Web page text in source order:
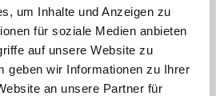
um Inhalte und Anzeigen zu
für soziale Medien anbieten
auf unsere Website zu
geben wir Informationen zu Ihrer
an unsere Partner für
und durch Kriege,
und die Folgen
begünstigt werde, so
seien globale